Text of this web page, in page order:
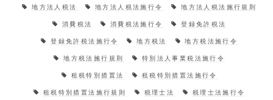
地方法人税法 地方法人税法施行令 地方法人税法施行規則
消費税法 消費税法施行令 登録免許税法
登録免許税法施行令 地方税法 地方税法施行令
地方税法施行規則 特別法人事業税法施行令
租税特別措置法 租税特別措置法施行令
租税特別措置法施行規則 税理士法 税理士法施行令